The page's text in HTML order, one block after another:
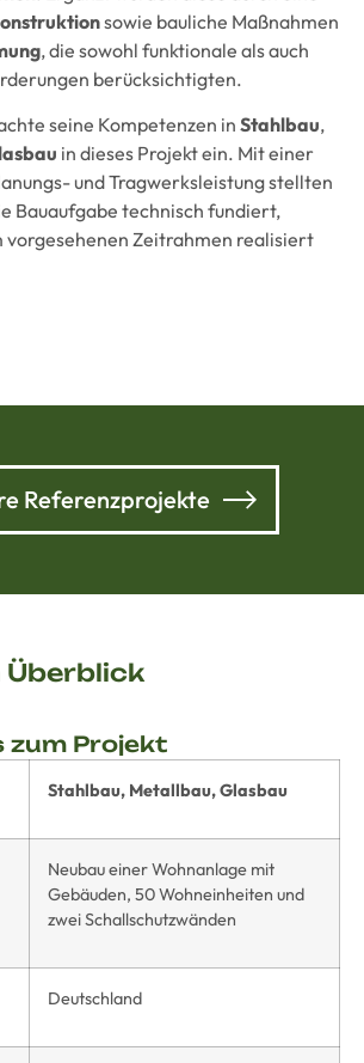
sowie bauliche Maßnahmen
, die sowohl funktionale als auch
berücksichtigten.
seine Kompetenzen in Stahlbau,
in dieses Projekt ein. Mit einer
und Tragwerksleistung stellten
Bauaufgabe technisch fundiert,
vorgesehenen Zeitrahmen realisiert
Referenzprojekte
Überblick
zum Projekt
Stahlbau, Metallbau, Glasbau
Neubau einer Wohnanlage mit
Gebäuden, 50 Wohneinheiten und
zwei Schallschutzwänden
Deutschland